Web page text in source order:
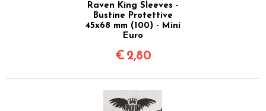
Raven King Sleeves -
Bustine Protettive
45x68 mm (100) - Mini
Euro
€ 2,80